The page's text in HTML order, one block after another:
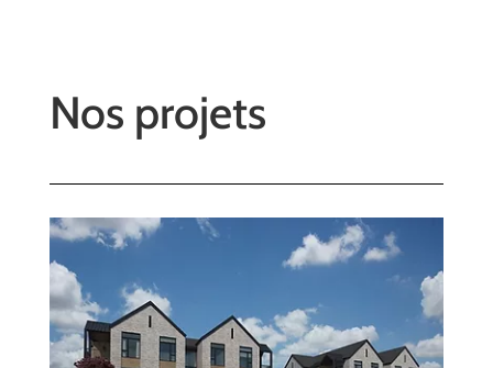
Nos projets